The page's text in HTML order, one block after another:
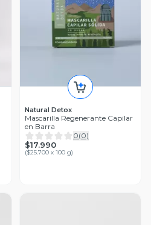
Natural Detox
Mascarilla Regenerante Capilar
en Barra
0(0)
$17.990
($25.700 x 100 g)